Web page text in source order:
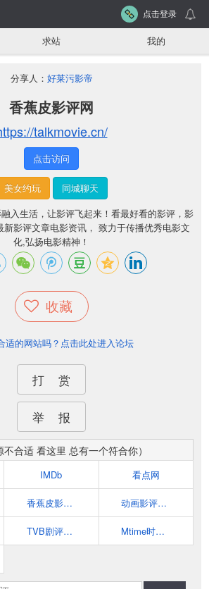
点击登录
求站 我的
分享人： 好莱污影帝
香蕉皮影评网
talkmovie.cn/
点击访问
美女约玩
同城聊天
入生活，让影评飞起来！看最好看的影评，影
影评文章电影资讯， 致力于传播优秀电影文
化,弘扬电影精神！
收藏
适的网站吗？点击此处进入论坛
打 赏
举 报
不合适 看这里 总有一个符合你）
IMDb 看点网
香蕉皮影评网 动画影评网｜动画影评俱乐部
TVB剧评网_ontvb.com Mtime时光网：让电影遇见生活